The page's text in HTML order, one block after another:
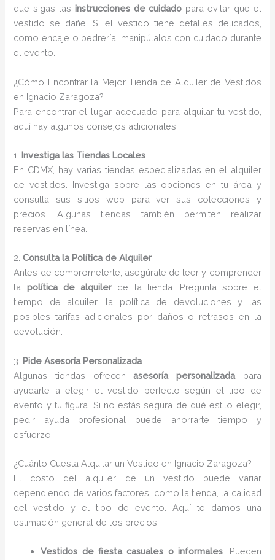
que sigas las instrucciones de cuidado para evitar que el
vestido se dañe. Si el vestido tiene detalles delicados,
como encaje o pedrería, manipúlalos con cuidado durante
el evento.
¿Cómo Encontrar la Mejor Tienda de Alquiler de Vestidos
en Ignacio Zaragoza?
Para encontrar el lugar adecuado para alquilar tu vestido,
aquí hay algunos consejos adicionales:
1. Investiga las Tiendas Locales
En CDMX, hay varias tiendas especializadas en el alquiler
de vestidos. Investiga sobre las opciones en tu área y
consulta sus sitios web para ver sus colecciones y
precios. Algunas tiendas también permiten realizar
reservas en línea.
2.Consulta la Política de Alquiler
Antes de comprometerte, asegúrate de leer y comprender
la política de alquilerde la tienda. Pregunta sobre el
tiempo de alquiler, la política de devoluciones y las
posibles tarifas adicionales por daños o retrasos en la
devolución.
3. Pide Asesoría Personalizada
Algunas tiendas ofrecenasesoría personalizadapara
ayudarte a elegir el vestido perfecto según el tipo de
evento y tu figura. Si no estás segura de qué estilo elegir,
pedir ayuda profesional puede ahorrarte tiempo y
esfuerzo.
¿Cuánto Cuesta Alquilar un Vestido en Ignacio Zaragoza?
El costo del alquiler de un vestido puede variar
dependiendo de varios factores, como la tienda, la calidad
del vestido y el tipo de evento. Aquí te damos una
estimación general de los precios:
Vestidos de fiesta casuales o informales: Pueden